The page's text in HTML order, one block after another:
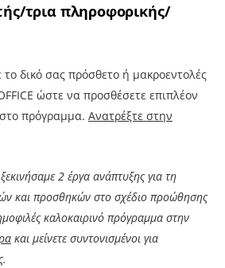
τρια πληροφορικής/
δικό σας πρόσθετο ή μακροεντολές
ώστε να προσθέσετε επιπλέον
στο πρόγραμμα. Ανατρέξτε στην
2 έργα ανάπτυξης για τη
και προσθηκών στο σχέδιο προώθησης
καλοκαιρινό πρόγραμμα στην
και μείνετε συντονισμένοι για